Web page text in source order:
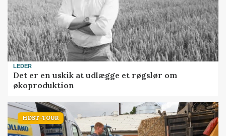
LEDER
Det er en uskik at udlægge et røgslør om
økoproduktion
HØST-TOUR